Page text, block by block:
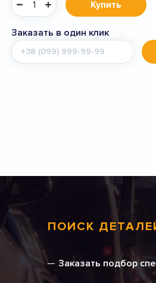
Купить
Заказать в один клик
Мобильный
телефон
ПОИСК
Заказать подбор